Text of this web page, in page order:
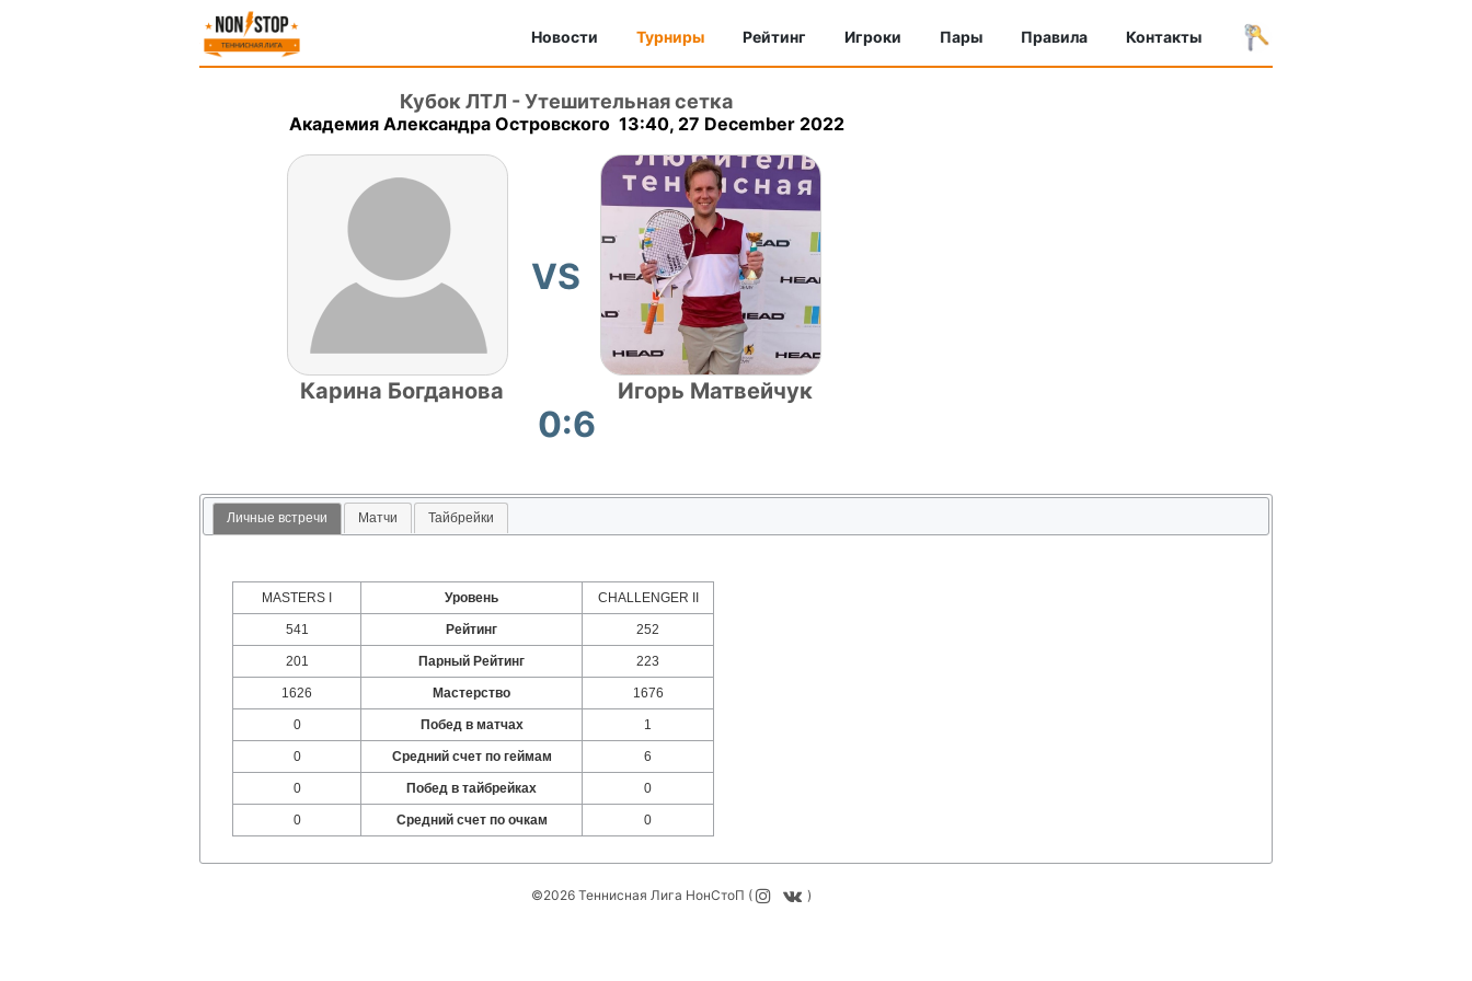
Новости Турниры Рейтинг Игроки Пары Правила Контакты
Кубок ЛТЛ -Утешительная сетка
Академия Александра Островского 13:40, 27 December 2022
Карина Богданова
VS
Игорь Матвейчук
0:6
Личные встречи Матчи Тайбрейки
MASTERS I Уровень CHALLENGER II
541 Рейтинг 252
201 Парный Рейтинг 223
1626 Мастерство 1676
0 Побед в матчах 1
0 Средний счет по геймам 6
0 Побед в тайбрейках 0
0 Средний счет по очкам 0
©2026 Теннисная Лига НонСтоП ( )